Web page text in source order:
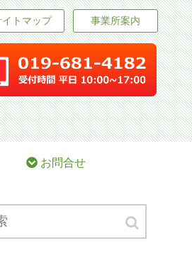
イトマップ 事業所案内
お問合せ